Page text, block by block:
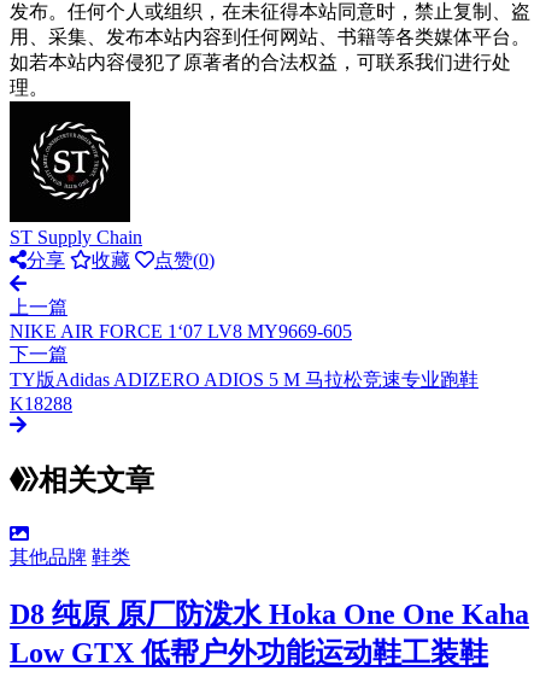
发布。任何个人或组织，在未征得本站同意时，禁止复制、盗
用、采集、发布本站内容到任何网站、书籍等各类媒体平台。
如若本站内容侵犯了原著者的合法权益，可联系我们进行处
理。
ST Supply Chain
分享
收藏 点赞(0)
上一篇
NIKE AIR FORCE 1‘07 LV8 MY9669-605
下一篇
TY版Adidas ADIZERO ADIOS 5 M 马拉松竞速专业跑鞋
K18288
相关文章
其他品牌 鞋类
D8 纯原 原厂防泼水 Hoka One One Kaha
Low GTX 低帮户外功能运动鞋工装鞋